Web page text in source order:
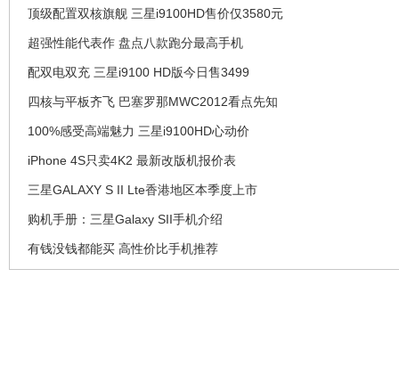
顶级配置双核旗舰 三星i9100HD售价仅3580元
超强性能代表作 盘点八款跑分最高手机
配双电双充 三星i9100 HD版今日售3499
四核与平板齐飞 巴塞罗那MWC2012看点先知
100%感受高端魅力 三星i9100HD心动价
iPhone 4S只卖4K2 最新改版机报价表
三星GALAXY S II Lte香港地区本季度上市
购机手册：三星Galaxy SII手机介绍
有钱没钱都能买 高性价比手机推荐